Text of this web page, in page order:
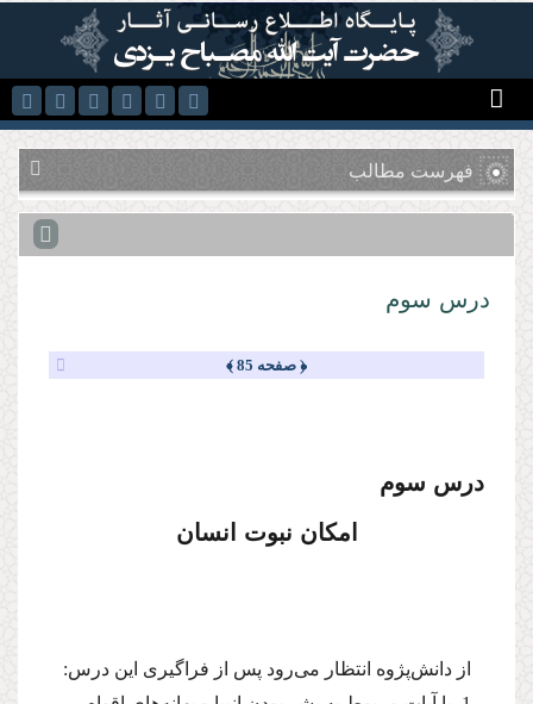
رفتن به محتوای اصلی
فهرست مطالب
درس سوم
﴿ صفحه 85 ﴾
درس سوم
امكان نبوت انسان
از دانش‌پژوه انتظار می‌رود پس از فراگیری این درس: